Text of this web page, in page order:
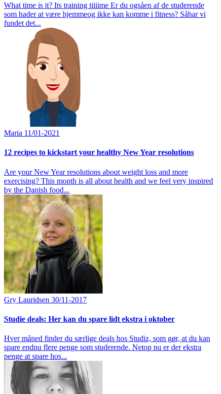
What time is it? Its training tiiiime Er du ogsåen af de studerende
som hader at være hjemmeog ikke kan komme i fitness? Såhar vi
fundet det...
Maria 11/01-2021
12 recipes to kickstart your healthy New Year resolutions
Are your New Year resolutions about weight loss and more
exercising? This month is all about health and we feel very inspired
by the Danish food...
Gry Lauridsen 30/11-2017
Studie deals: Her kan du spare lidt ekstra i oktober
Hver måned finder du særlige deals hos Studiz, som gør, at du kan
spare endnu flere penge som studerende. Netop nu er der ekstra
penge at spare hos...